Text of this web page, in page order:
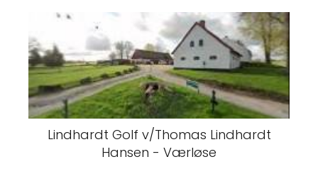
Lindhardt Golf v/Thomas Lindhardt
Hansen - Værløse